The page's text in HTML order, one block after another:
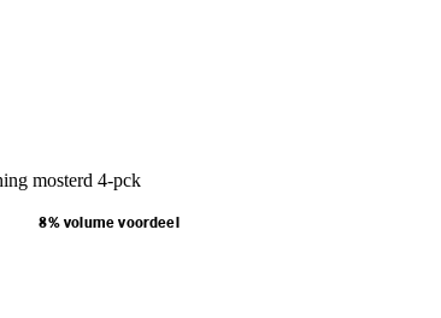
mosterd 4-pck
8% volume voordeel